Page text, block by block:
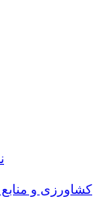
کشاورزی و